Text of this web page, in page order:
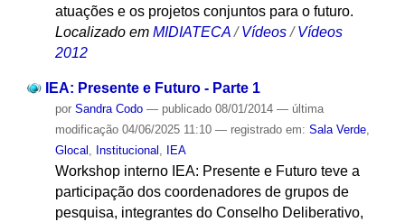
atuações e os projetos conjuntos para o futuro.
Localizado em MIDIATECA /Vídeos /Vídeos
2012
IEA: Presente e Futuro - Parte 1
por Sandra Codo — publicado08/01/2014 — última
modificação04/06/2025 11:10 — registrado em: Sala Verde,
Glocal
Institucional IEA
Workshop interno IEA: Presente e Futuro teve a
participação dos coordenadores de grupos de
pesquisa, integrantes do Conselho Deliberativo,